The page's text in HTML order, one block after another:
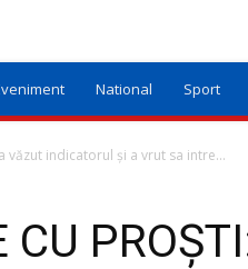
National Sport
a văzut indicatorul și a vrut sa intre...
CU